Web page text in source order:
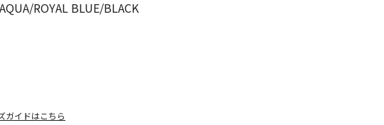
ROYAL BLUE/BLACK
ガイドはこちら